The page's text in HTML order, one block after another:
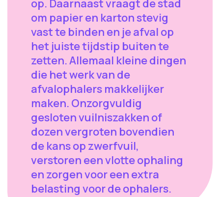
op. Daarnaast vraagt de stad
om papier en karton stevig
vast te binden en je afval op
het juiste tijdstip buiten te
zetten. Allemaal kleine dingen
die het werk van de
afvalophalers makkelijker
maken. Onzorgvuldig
gesloten vuilniszakken of
dozen vergroten bovendien
de kans op zwerfvuil,
verstoren een vlotte ophaling
en zorgen voor een extra
belasting voor de ophalers.